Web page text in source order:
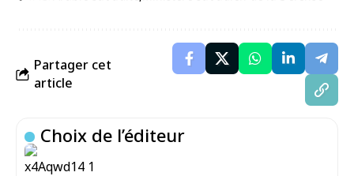
Partager cet
article
Choix de l’éditeur